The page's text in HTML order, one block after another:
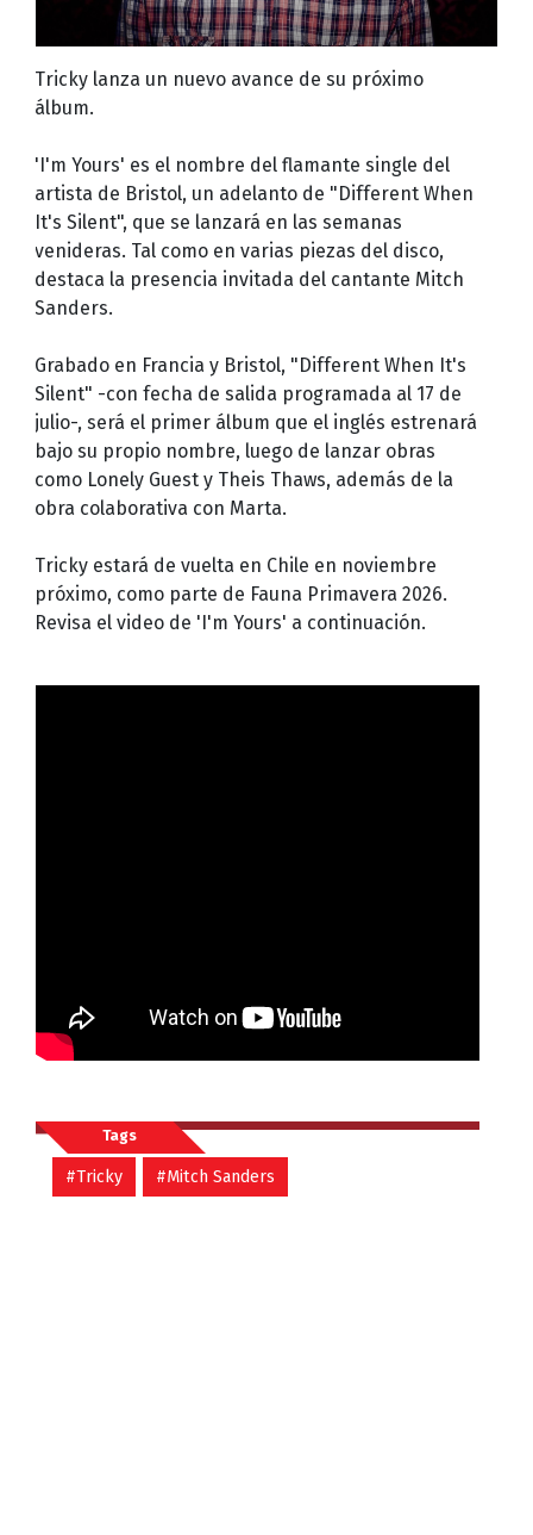
Tricky lanza un nuevo avance de su próximo
álbum.
'I'm Yours' es el nombre del flamante single del
artista de Bristol, un adelanto de "Different When
It's Silent", que se lanzará en las semanas
venideras. Tal como en varias piezas del disco,
destaca la presencia invitada del cantante Mitch
Sanders.
Grabado en Francia y Bristol, "Different When It's
Silent" -con fecha de salida programada al 17 de
julio-, será el primer álbum que el inglés estrenará
bajo su propio nombre, luego de lanzar obras
como Lonely Guest y Theis Thaws, además de la
obra colaborativa con Marta.
Tricky estará de vuelta en Chile en noviembre
próximo, como parte de Fauna Primavera 2026.
Revisa el video de 'I'm Yours' a continuación.
Tags
#Tricky #Mitch Sanders